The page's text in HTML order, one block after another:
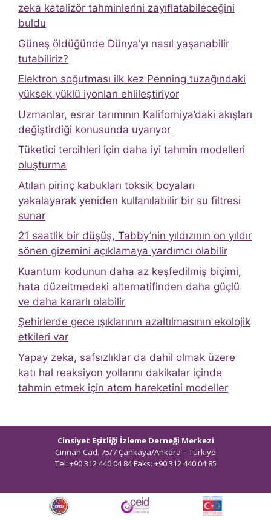
zeka katalizör tahminlerini zayıflatabileceğini
buldu
Güneş öldüğünde Dünya’yı nasıl yaşanabilir
tutabiliriz?
Elektron soğutması ilk kez Penning tuzağındaki
yüksek yüklü iyonları ehlileştiriyor
Uzmanlar, esrar tarımının Kaliforniya’daki akışları
değiştirdiği konusunda uyarıyor
Tüketici tercihleri ​​için daha iyi tahmin modelleri
oluşturma
Atılan pirinç kabukları toksik boyaları
yakalayarak yeniden kullanılabilir bir su filtresi
sunar
21 saatlik bir düşüş, Tabby’nin yıldızının on yıldır
sönen gizemini açıklamaya yardımcı olabilir
Kuantum kodunun daha az keşfedilmiş biçimi,
hata düzeltmedeki alternatifinden daha güçlü
ve daha kararlı olabilir
Şehirlerde gece ışıklarının azaltılmasının ekolojik
etkileri var
Yapay zeka, safsızlıklar da dahil olmak üzere
katı hal reaksiyon yollarını dakikalar içinde
tahmin etmek için atom hareketini modeller
Cinsiyet Eşitliği İzleme Derneği Merkezi
Cinnah Cad. 75/7 Çankaya/Ankara – Türkiye
Tel: +90 312 440 04 84 Faks: +90 312 440 04 85